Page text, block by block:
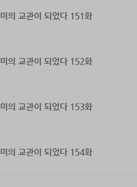
의 교관이 되었다 151화
의 교관이 되었다 152화
의 교관이 되었다 153화
의 교관이 되었다 154화